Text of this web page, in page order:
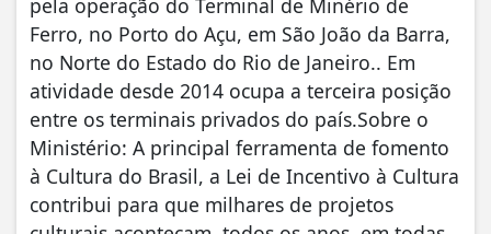
pela operação do Terminal de Minério de
Ferro, no Porto do Açu, em São João da Barra,
no Norte do Estado do Rio de Janeiro.. Em
atividade desde 2014 ocupa a terceira posição
entre os terminais privados do país.Sobre o
Ministério: A principal ferramenta de fomento
à Cultura do Brasil, a Lei de Incentivo à Cultura
contribui para que milhares de projetos